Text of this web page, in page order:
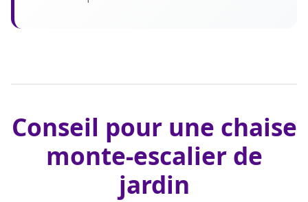
Conseil pour une chaise
monte-escalier de
jardin